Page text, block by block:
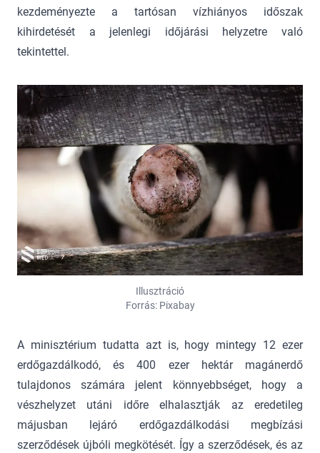
kezdeményezte a tartósan vízhiányos időszak
kihirdetését a jelenlegi időjárási helyzetre való
tekintettel.
Illusztráció
Forrás: Pixabay
A minisztérium tudatta azt is, hogy mintegy 12 ezer
erdőgazdálkodó, és 400 ezer hektár magánerdő
tulajdonos számára jelent könnyebbséget, hogy a
vészhelyzet utáni időre elhalasztják az eredetileg
májusban lejáró erdőgazdálkodási megbízási
szerződések újbóli megkötését. Így a szerződések, és az